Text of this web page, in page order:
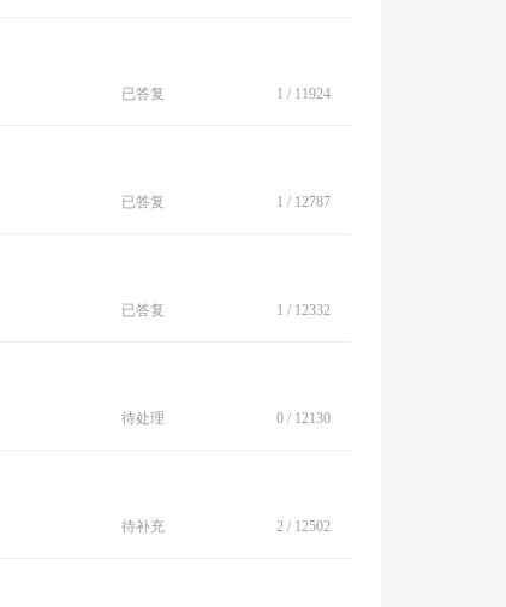
已答复 1 / 11924
已答复 1 / 12787
已答复 1 / 12332
待处理 0 / 12130
待补充 2 / 12502